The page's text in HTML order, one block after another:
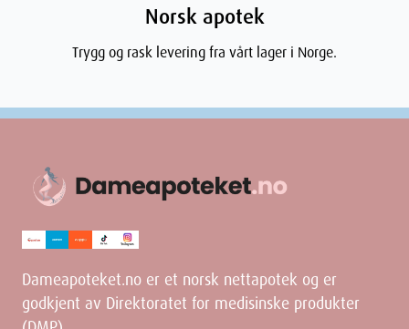
Norsk apotek
Trygg og rask levering fra vårt lager i Norge.
Dameapoteket.no er et norsk nettapotek og er
godkjent av Direktoratet for medisinske produkter